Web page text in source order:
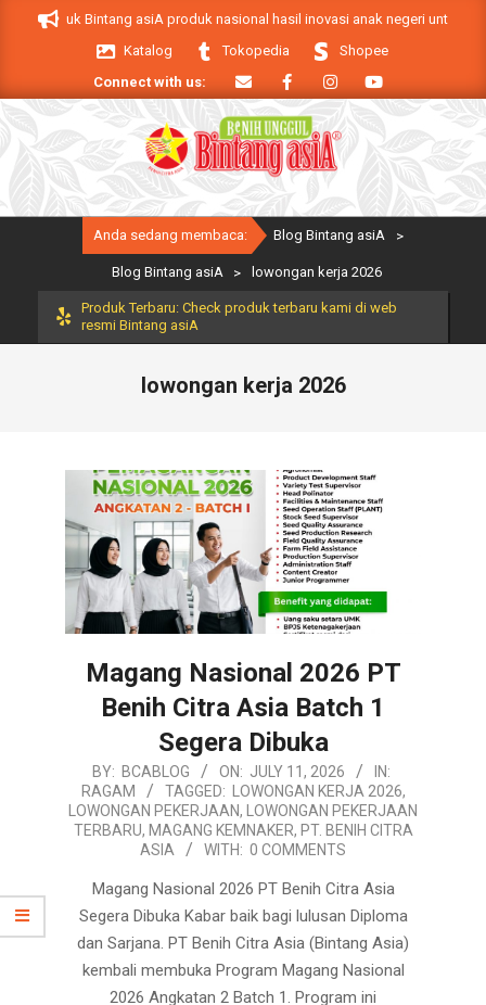
Produk Bintang asiA produk nasional hasil inovasi anak negeri untuk
Katalog
Tokopedia
Shopee
Connect with us:
Primary
Anda sedang membaca: Blog Bintang asiA >
Blog Bintang asiA > lowongan kerja 2026
Produk Terbaru: Check produk terbaru kami di web
resmi Bintang asiA
lowongan kerja 2026
Magang Nasional 2026 PT
Benih Citra Asia Batch 1
Segera Dibuka
2026-
07-
11
BY: BCABLOG ON: JULY 11, 2026
IN:
RAGAM
TAGGED: LOWONGAN KERJA 2026,
LOWONGAN PEKERJAAN, LOWONGAN PEKERJAAN
TERBARU, MAGANG KEMNAKER, PT. BENIH CITRA
ASIA
WITH: 0 COMMENTS
Magang Nasional 2026 PT Benih Citra Asia
Segera Dibuka Kabar baik bagi lulusan Diploma
dan Sarjana. PT Benih Citra Asia (Bintang Asia)
kembali membuka Program Magang Nasional
2026 Angkatan 2 Batch 1. Program ini